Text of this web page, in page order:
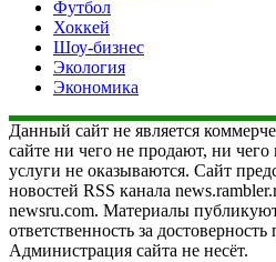
Футбол
Хоккей
Шоу-бизнес
Экология
Экономика
Данный сайт не является
сайте ни чего не продают, ни
услуги не оказываются. Сайт
новостей RSS канала
newsru.com. Материалы
ответственность за
Администрация сайта не несёт.